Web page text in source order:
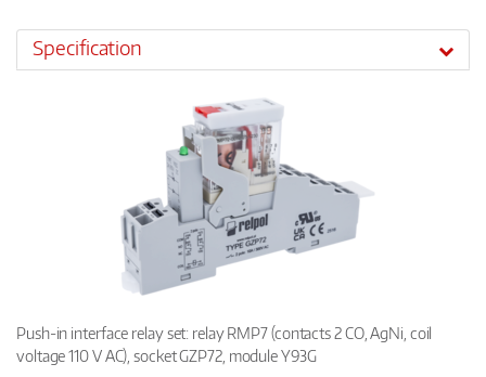
Specification
Push-in interface relay set: relay RMP7 (contacts 2 CO, AgNi, coil
voltage 110 V AC), socket GZP72, module Y93G